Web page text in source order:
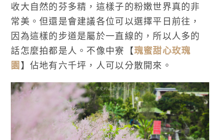
收大自然的芬多精，這樣子的粉嫩世界真的非
常美。但還是會建議各位可以選擇平日前往，
因為這樣的步道是屬於一直線的，所以人多的
話怎麼拍都是人。不像中寮【瑰蜜甜心玫瑰
園 】佔地有六千坪，人可以分散開來。